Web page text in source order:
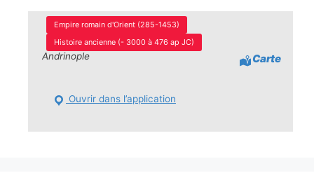
Empire romain d'Orient (285-1453)
Histoire ancienne (- 3000 à 476 ap JC)
Andrinople Carte
Ouvrir dans l’application